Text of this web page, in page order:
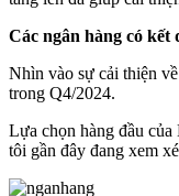
Các ngân hàng có
Nhìn vào sự cải thiện
trong Q4/2024.
Lựa chọn hàng đầu
tôi gần đây đang xem